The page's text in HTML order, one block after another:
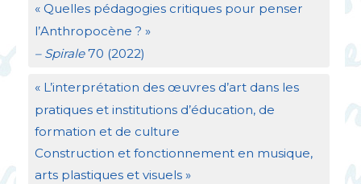
« Quelles pédagogies critiques pour penser
l’Anthropocène ? »
– Spirale70 (2022)
« L’interprétation des œuvres d’art dans les
pratiques et institutions d’éducation, de
formation et de culture
Construction et fonctionnement en musique,
arts plastiques et visuels »